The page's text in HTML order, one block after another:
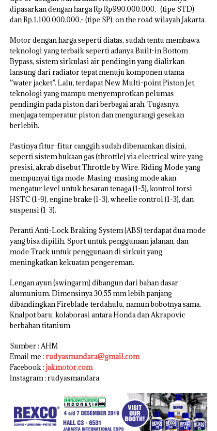
dipasarkan dengan harga Rp Rp990.000.000,- (tipe STD)
dan Rp.1.100.000.000,- (tipe SP), on the road wilayah Jakarta.
Motor dengan harga seperti diatas, sudah tentu membawa
teknologi yang terbaik seperti adanya Built-in Bottom
Bypass, sistem sirkulasi air pendingin yang dialirkan
lansung dari radiator tepat menuju komponen utama
”water jacket”. Lalu, terdapat New Multi-point Piston Jet,
teknologi yang mampu menyemprotkan pelumas
pendingin pada piston dari berbagai arah. Tugasnya
menjaga temperatur piston dan mengurangi gesekan
berlebih.
Pastinya fitur-fitur canggih sudah dibenamkan disini,
seperti sistem bukaan gas (throttle) via electrical wire yang
presisi, akrab disebut Throttle by Wire. Riding Mode yang
mempunyai tiga mode. Masing-masing mode akan
mengatur level untuk besaran tenaga (1-5), kontrol torsi
HSTC (1-9), engine brake (1-3), wheelie control (1-3), dan
suspensi (1-3).
Peranti Anti-Lock Braking System (ABS) terdapat dua mode
yang bisa dipilih. Sport untuk penggunaan jalanan, dan
mode Track untuk penggunaan di sirkuit yang
meningkatkan kekuatan pengereman.
Lengan ayun (swingarm) dibangun dari bahan dasar
alumunium. Dimensinya 30,55 mm lebih panjang
dibandingkan Fireblade terdahulu, namun bobotnya sama.
Knalpot baru, kolaborasi antara Honda dan Akrapovic
berbahan titanium.
Sumber : AHM
Email me : rudyasmandara@gmail.com
Facebook : jakmotor.com
Instagram : rudyasmandara